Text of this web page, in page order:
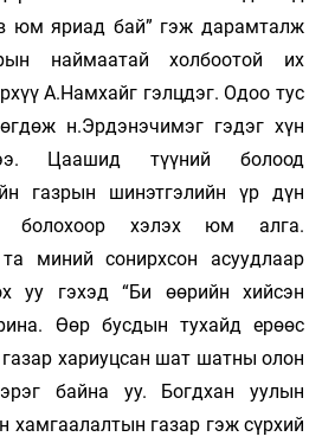
юм яриад бай” гэж дарамталж
наймаатай холбоотой их
А.Намхайг гэлцдэг. Одоо тус
н.Эрдэнэчимэг гэдэг хүн
Цаашид түүний болоод
газрын шинэтгэлийн үр дүн
болохоор хэлэх юм алга.
миний сонирхсон асуудлаар
уу гэхэд “Би өөрийн хийсэн
Өөр бусдын тухайд ерөөс
газар хариуцсан шат шатны олон
байна уу. Богдхан уулын
хамгаалалтын газар гэж сүрхий